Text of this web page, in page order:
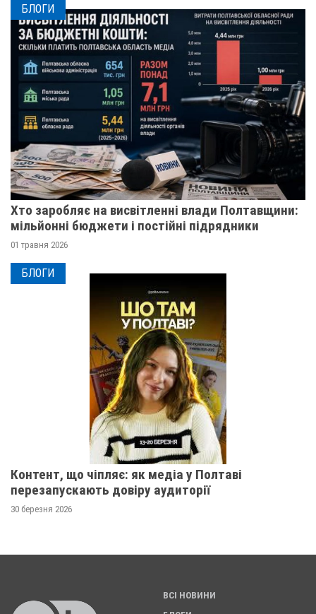
БЛОГИ
Хто заробляє на висвітленні влади Полтавщини:
мільйонні бюджети і постійні підрядники
01 травня 2026
БЛОГИ
Контент, що чіпляє: як медіа у Полтаві
перезапускають довіру аудиторії
30 березня 2026
ВСІ НОВИНИ